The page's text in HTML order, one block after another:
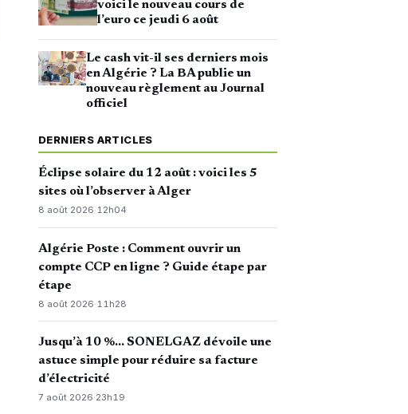
voici le nouveau cours de
l’euro ce jeudi 6 août
Le cash vit-il ses derniers mois
en Algérie ? La BA publie un
nouveau règlement au Journal
officiel
DERNIERS ARTICLES
Éclipse solaire du 12 août : voici les 5
sites où l’observer à Alger
8 août 2026·12h04
Algérie Poste : Comment ouvrir un
compte CCP en ligne ? Guide étape par
étape
8 août 2026· 11h28
Jusqu’à 10 %… SONELGAZ dévoile une
astuce simple pour réduire sa facture
d’électricité
7 août 2026·23h19